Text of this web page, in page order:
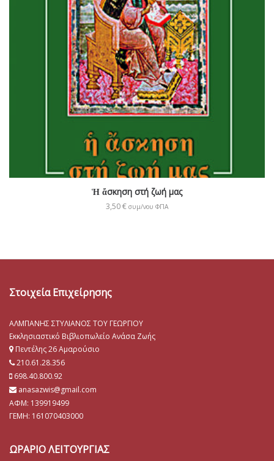
Ἡ ἄσκηση στή ζωή μας
3,50€ συμ/νου ΦΠΑ
Στοιχεία Επιχείρησης
ΑΛΜΠΑΝΗΣ ΣΤΥΛΙΑΝΟΣ ΤΟΥ ΓΕΩΡΓΙΟΥ
Εκκλησιαστικό Βιβλιοπωλείο Ανάσα Ζωής
Πεντέλης 26 Αμαρούσιο
210.61.28.356
698.40.800.92
anasazwis@gmail.com
ΑΦΜ: 139919499
ΓΕΜΗ: 161070403000
ΩΡΑΡΙΟ ΛΕΙΤΟΥΡΓΙΑΣ